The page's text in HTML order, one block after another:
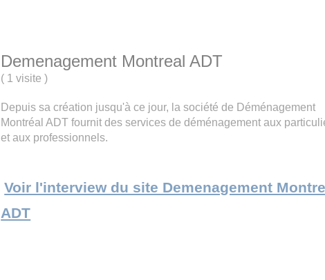
Demenagement Montreal ADT
( 1 visite)
Depuis sa création jusqu'à ce jour, la société de Déménagement
Montréal ADT fournit des services de déménagement aux
et aux professionnels.
Voir l'interview du site Demenagement
ADT